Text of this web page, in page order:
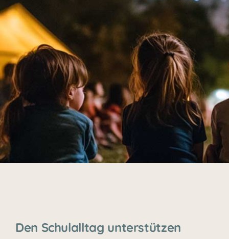
Den Schulalltag unterstützen